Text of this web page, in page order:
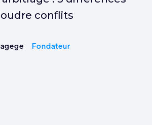
conflits
Fondateur